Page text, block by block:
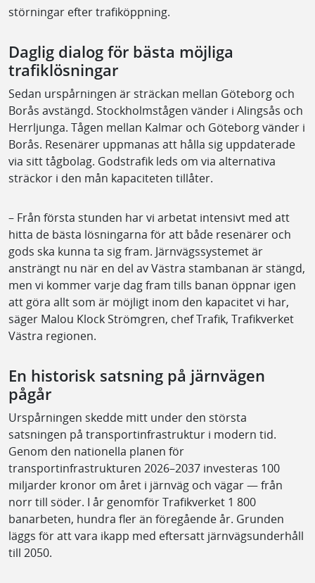
störningar efter trafiköppning.
Daglig dialog för bästa möjliga
trafiklösningar
Sedan urspårningen är sträckan mellan Göteborg och
Borås avstängd. Stockholmstågen vänder i Alingsås och
Herrljunga. Tågen mellan Kalmar och Göteborg vänder i
Borås. Resenärer uppmanas att hålla sig uppdaterade
via sitt tågbolag. Godstrafik leds om via alternativa
sträckor i den mån kapaciteten tillåter.
– Från första stunden har vi arbetat intensivt med att
hitta de bästa lösningarna för att både resenärer och
gods ska kunna ta sig fram. Järnvägssystemet är
ansträngt nu när en del av Västra stambanan är stängd,
men vi kommer varje dag fram tills banan öppnar igen
att göra allt som är möjligt inom den kapacitet vi har,
säger Malou Klock Strömgren, chef Trafik, Trafikverket
Västra regionen.
En historisk satsning på järnvägen
pågår
Urspårningen skedde mitt under den största
satsningen på transportinfrastruktur i modern tid.
Genom den nationella planen för
transportinfrastrukturen 2026–2037 investeras 100
miljarder kronor om året i järnväg och vägar — från
norr till söder. I år genomför Trafikverket 1 800
banarbeten, hundra fler än föregående år. Grunden
läggs för att vara ikapp med eftersatt järnvägsunderhåll
till 2050.